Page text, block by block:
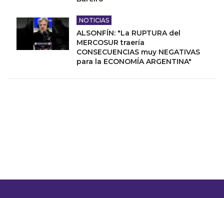
NOTICIAS
ALSONFÍN: "La RUPTURA del
MERCOSUR traería
CONSECUENCIAS muy NEGATIVAS
para la ECONOMÍA ARGENTINA"